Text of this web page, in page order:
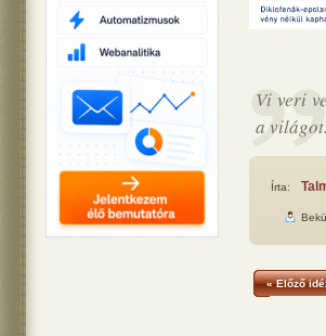
Vi veri
a világot.
Írta:
« Előző